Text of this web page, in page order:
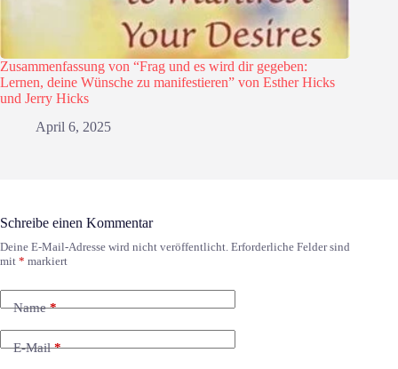
Zusammenfassung von “Frag und es wird dir gegeben:
Lernen, deine Wünsche zu manifestieren” von Esther Hicks
und Jerry Hicks
April 6, 2025
Schreibe einen Kommentar
Deine E-Mail-Adresse wird nicht veröffentlicht. Erforderliche Felder sind
mit * markiert
Name*
E-Mail*